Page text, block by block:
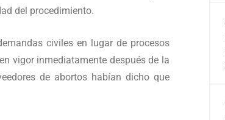
del procedimiento.
civiles en lugar de procesos
vigor inmediatamente después de la
de abortos habían dicho que